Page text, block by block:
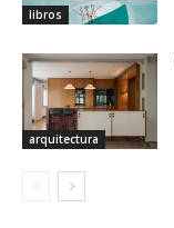
libros
arquitectura